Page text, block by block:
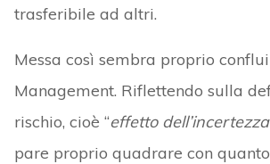
trasferibile ad altri.
Messa così sembra proprio
Management. Riflettendo sulla
rischio, cioè “effetto
pare proprio quadrare con